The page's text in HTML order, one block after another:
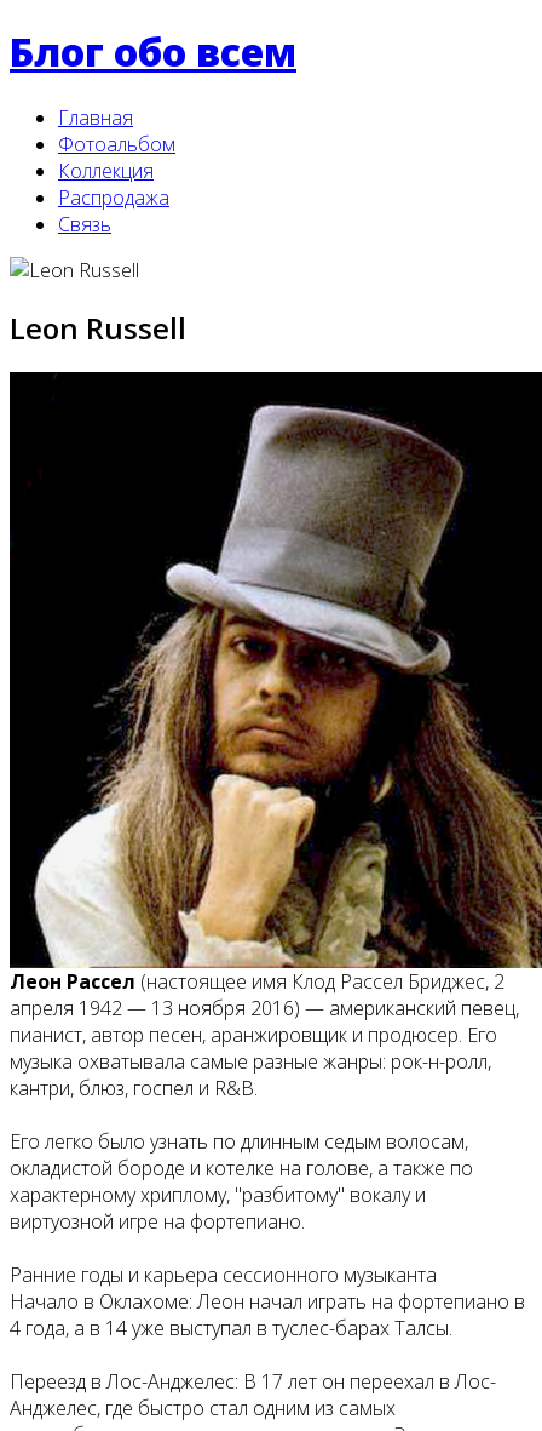
Блог обо всем
Главная
Фотоальбом
Коллекция
Распродажа
Связь
Leon Russell
Леон Рассел (настоящее имя Клод Рассел Бриджес, 2
апреля 1942 — 13 ноября 2016) — американский певец,
пианист, автор песен, аранжировщик и продюсер. Его
музыка охватывала самые разные жанры: рок-н-ролл,
кантри, блюз, госпел и R&B.
Его легко было узнать по длинным седым волосам,
окладистой бороде и котелке на голове, а также по
характерному хриплому, "разбитому" вокалу и
виртуозной игре на фортепиано.
Ранние годы и карьера сессионного музыканта
Начало в Оклахоме: Леон начал играть на фортепиано в
4 года, а в 14 уже выступал в туслес-барах Талсы.
Переезд в Лос-Анджелес: В 17 лет он переехал в Лос-
Анджелес, где быстро стал одним из самых